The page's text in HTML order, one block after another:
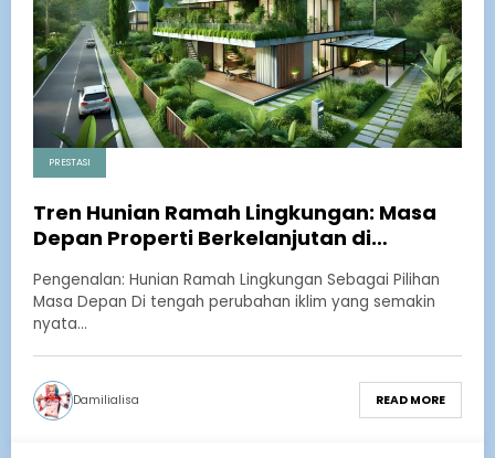
PRESTASI
Tren Hunian Ramah Lingkungan: Masa
Depan Properti Berkelanjutan di
Pengenalan: Hunian Ramah Lingkungan Sebagai Pilihan
Masa Depan Di tengah perubahan iklim yang semakin
nyata…
Damilialisa READ MORE